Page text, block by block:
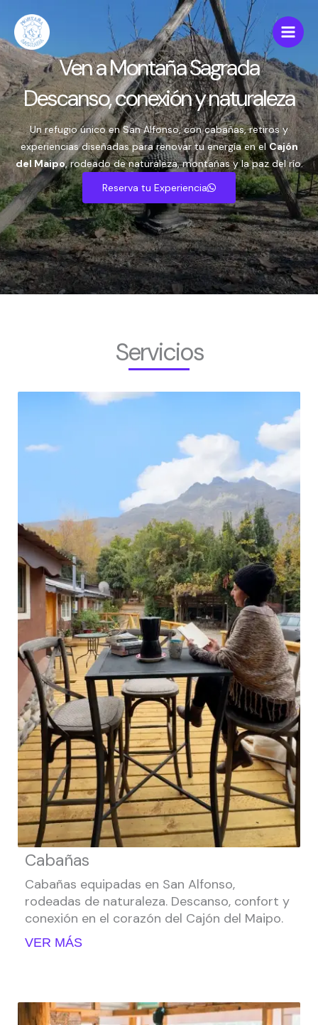
contenido
Ven a Montaña Sagrada
Descanso, conexión y naturaleza
Un refugio único en San Alfonso, con cabañas, retiros y
experiencias diseñadas para renovar tu energía en elCajón
del Maipo, rodeado de naturaleza, montañas y la paz del río.
Reserva tu Experiencia
Servicios
Cabañas
Cabañas equipadas en San Alfonso,
rodeadas de naturaleza. Descanso, confort y
conexión en el corazón del Cajón del Maipo.
VER MÁS